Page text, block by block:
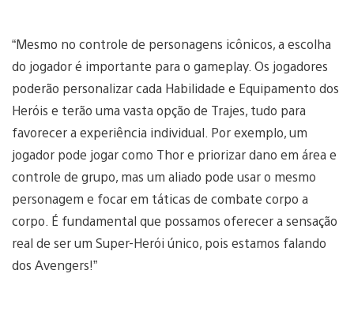
“Mesmo no controle de personagens icônicos, a escolha
do jogador é importante para o gameplay. Os jogadores
poderão personalizar cada Habilidade e Equipamento dos
Heróis e terão uma vasta opção de Trajes, tudo para
favorecer a experiência individual. Por exemplo, um
jogador pode jogar como Thor e priorizar dano em área e
controle de grupo, mas um aliado pode usar o mesmo
personagem e focar em táticas de combate corpo a
corpo. É fundamental que possamos oferecer a sensação
real de ser um Super-Herói único, pois estamos falando
dos Avengers!”